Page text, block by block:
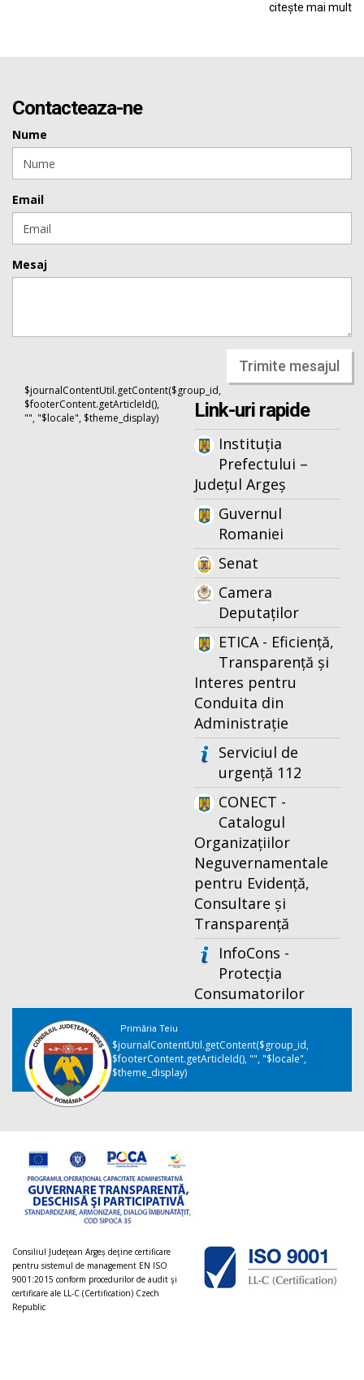
citește mai mult
Contacteaza-ne
Nume
Email
Mesaj
Trimite mesajul
$journalContentUtil.getContent($group_id,
$footerContent.getArticleId(),
"", "$locale", $theme_display)
Link-uri rapide
Instituția
Prefectului –
Județul Argeș
Guvernul
Romaniei
Senat
Camera
Deputaților
ETICA - Eficiență,
Transparență și
Interes pentru
Conduita din
Administrație
Serviciul de
urgență 112
CONECT -
Catalogul
Organizațiilor
Neguvernamentale
pentru Evidență,
Consultare și
Transparență
InfoCons -
Protecția
Consumatorilor
Primăria Teiu
$journalContentUtil.getContent($group_id,
$footerContent.getArticleId(), "", "$locale",
$theme_display)
Consiliul Judeţean Argeș deţine certificare
pentru sistemul de management EN ISO
9001:2015 conform procedurilor de audit şi
certificare ale LL-C (Certification) Czech
Republic